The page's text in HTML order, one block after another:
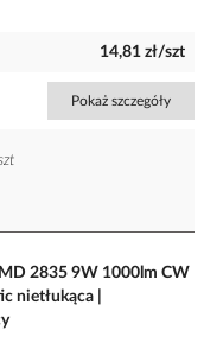
14,81 zł/szt
Pokaż szczegóły
2835 9W 1000lm CW
nietłukąca |